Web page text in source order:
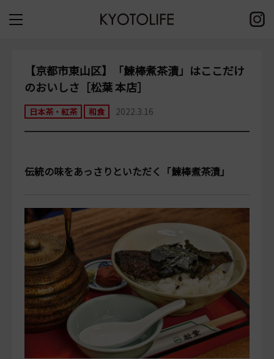
【京都市東山区】「鰊棒煮茶漬」はここだけ
のおいしさ［松葉 本店］
日本茶・紅茶 和食 2022.3.16
伝統の味をあっさりといただく「鰊棒煮茶漬」